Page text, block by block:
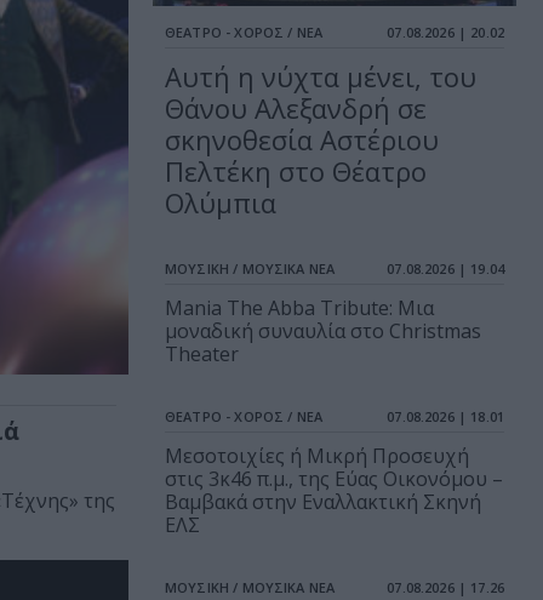
της
ΘΕΑΤΡΟ - ΧΟΡΟΣ / ΝΕΑ 07.08.2026 | 20.02
Αυτή η νύχτα μένει, του
Θάνου Αλεξανδρή σε
σκηνοθεσία Αστέριου
Πελτέκη στο Θέατρο
Ολύμπια
ΜΟΥΣΙΚΗ / ΜΟΥΣΙΚΑ ΝΕΑ 07.08.2026 | 19.04
Mania The Abba Tribute: Μια
μοναδική συναυλία στο Christmas
Theater
ΘΕΑΤΡΟ - ΧΟΡΟΣ / ΝΕΑ 07.08.2026 | 18.01
Μεσοτοιχίες ή Μικρή Προσευχή
στις 3κ46 π.μ., της Εύας Οικονόμου –
Βαμβακά στην Εναλλακτική Σκηνή
ΕΛΣ
ΜΟΥΣΙΚΗ / ΜΟΥΣΙΚΑ ΝΕΑ 07.08.2026 | 17.26